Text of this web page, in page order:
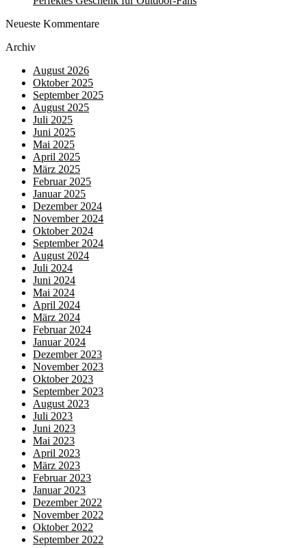
Neueste Kommentare
Archiv
August 2026
Oktober 2025
September 2025
August 2025
Juli 2025
Juni 2025
Mai 2025
April 2025
März 2025
Februar 2025
Januar 2025
Dezember 2024
November 2024
Oktober 2024
September 2024
August 2024
Juli 2024
Juni 2024
Mai 2024
April 2024
März 2024
Februar 2024
Januar 2024
Dezember 2023
November 2023
Oktober 2023
September 2023
August 2023
Juli 2023
Juni 2023
Mai 2023
April 2023
März 2023
Februar 2023
Januar 2023
Dezember 2022
November 2022
Oktober 2022
September 2022